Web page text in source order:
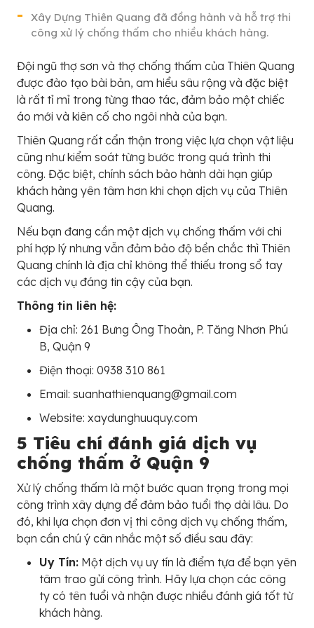
Xây Dựng Thiên Quang đã đồng hành và hỗ trợ thi
công xử lý chống thấm cho nhiều khách hàng.
Đội ngũ thợ sơn và thợ chống thấm của Thiên Quang
được đào tạo bài bản, am hiểu sâu rộng và đặc biệt
là rất tỉ mỉ trong từng thao tác, đảm bảo một chiếc
áo mới và kiên cố cho ngôi nhà của bạn.
Thiên Quang rất cẩn thận trong việc lựa chọn vật liệu
cũng như kiểm soát từng bước trong quá trình thi
công. Đặc biệt, chính sách bảo hành dài hạn giúp
khách hàng yên tâm hơn khi chọn dịch vụ của Thiên
Quang.
Nếu bạn đang cần một dịch vụ chống thấm với chi
phí hợp lý nhưng vẫn đảm bảo độ bền chắc thì Thiên
Quang chính là địa chỉ không thể thiếu trong sổ tay
các dịch vụ đáng tin cậy của bạn.
Thông tin liên hệ:
Địa chỉ: 261 Bưng Ông Thoàn, P. Tăng Nhơn Phú
B, Quận 9
Điện thoại: 0938 310 861
Email: suanhathienquang@gmail.com
Website: xaydunghuuquy.com
5 Tiêu chí đánh giá dịch vụ
chống thấm ở Quận 9
Xử lý chống thấm là một bước quan trọng trong mọi
công trình xây dựng để đảm bảo tuổi thọ dài lâu. Do
đó, khi lựa chọn đơn vị thi công dịch vụ chống thấm,
bạn cần chú ý cân nhắc một số điều sau đây:
Uy Tín: Một dịch vụ uy tín là điểm tựa để bạn yên
tâm trao gửi công trình. Hãy lựa chọn các công
ty có tên tuổi và nhận được nhiều đánh giá tốt từ
khách hàng.